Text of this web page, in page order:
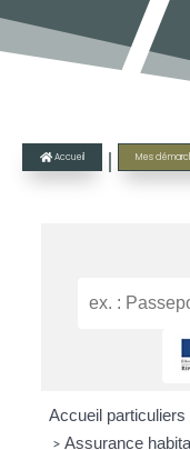
 Accueil | Mes
Accueil particuliers
> Assurance